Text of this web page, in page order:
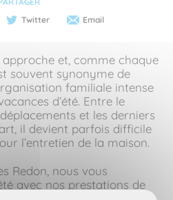
Twitter Email
approche et, comme chaque
souvent synonyme de
familiale intense
d’été. Entre le
et les derniers
il devient parfois difficile
l’entretien de la maison.
Redon, nous vous
avec nos prestations de